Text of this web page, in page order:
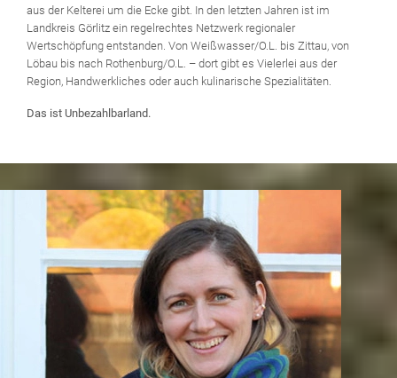
aus der Kelterei um die Ecke gibt. In den letzten Jahren ist im
Landkreis Görlitz ein regelrechtes Netzwerk regionaler
Wertschöpfung entstanden. Von Weißwasser/O.L. bis Zittau, von
Löbau bis nach Rothenburg/O.L. – dort gibt es Vielerlei aus der
Region, Handwerkliches oder auch kulinarische Spezialitäten.
Das ist Unbezahlbarland.